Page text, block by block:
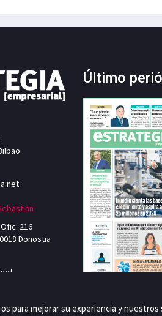
216
Donostia
Último
para mejorar su experiencia y